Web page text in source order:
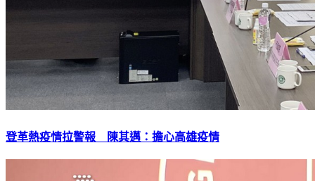
登革熱疫情拉警報 陳其邁：擔心高雄疫情